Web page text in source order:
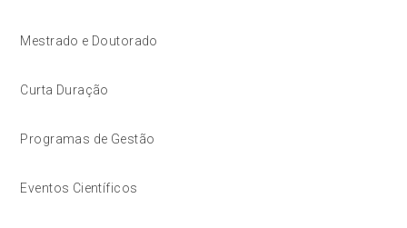
Mestrado e Doutorado
Curta Duração
Programas de Gestão
Eventos Científicos